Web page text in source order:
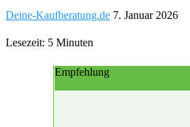
Deine-Kaufberatung.de 7. Januar 2026
Lesezeit: 5 Minuten
Empfehlung